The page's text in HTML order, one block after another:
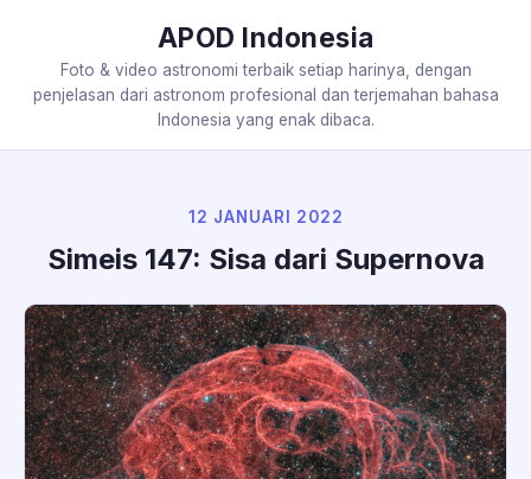
APOD Indonesia
Foto & video astronomi terbaik setiap harinya, dengan
penjelasan dari astronom profesional dan terjemahan bahasa
Indonesia yang enak dibaca.
12 JANUARI 2022
Simeis 147: Sisa dari Supernova